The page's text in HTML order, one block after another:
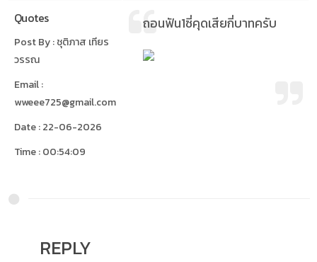
Quotes
Post By : ชุติภาส เทียร
วรรณ
Email :
wweee725@gmail.com
Date : 22-06-2026
Time : 00:54:09
ถอนฟัน1ซี่คุดเสียกี่บาทครับ
REPLY